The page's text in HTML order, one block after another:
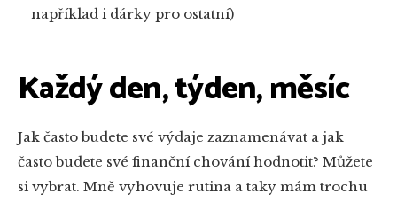
například i dárky pro ostatní)
Každý den, týden, měsíc
Jak často budete své výdaje zaznamenávat a jak
často budete své finanční chování hodnotit? Můžete
si vybrat. Mně vyhovuje rutina a taky mám trochu